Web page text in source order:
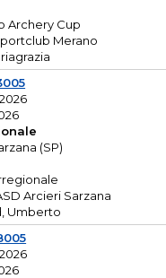
Archery Cup
Merano
(SP)
Arcieri Sarzana
Umberto